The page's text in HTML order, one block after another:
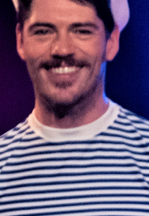
Danseurs